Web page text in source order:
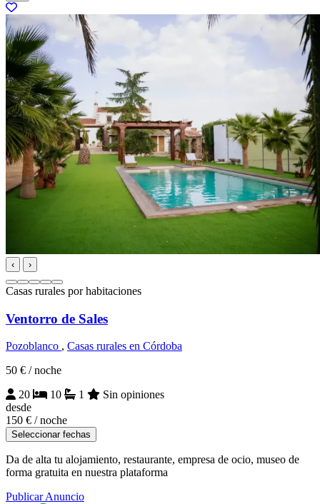
‹ ›
Casas rurales por habitaciones
Ventorro de Sales
Pozoblanco , Casas rurales en Córdoba
50 € / noche
20
10 1
Sin opiniones
desde
150 € / noche
Seleccionar fechas
Da de alta tu alojamiento, restaurante, empresa de ocio, museo de
forma gratuita en nuestra plataforma
Publicar Anuncio